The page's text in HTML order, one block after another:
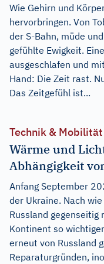
Wie Gehirn und
hervorbringen. Von
der S-Bahn, müde
gefühlte Ewigkeit.
ausgeschlafen und
Hand: Die Zeit rast.
Das Zeitgefühl ist...
Technik & Mobilität
Wärme und
Abhängigkeit
Anfang September
der Ukraine. Nach
Russland gegenseitig
Kontinent so
erneut von Russland
Reparaturgründen,